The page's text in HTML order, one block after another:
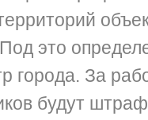
это
города. За
будут